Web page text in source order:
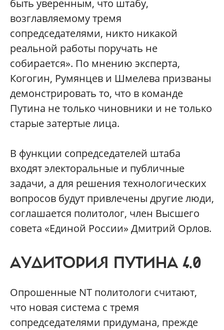
быть уверенным, что штабу,
возглавляемому тремя
сопредседателями, никто никакой
реальной работы поручать не
собирается». По мнению эксперта,
Когогин, Румянцев и Шмелева призваны
демонстрировать то, что в команде
Путина не только чиновники и не только
старые затертые лица.
В функции сопредседателей штаба
входят электоральные и публичные
задачи, а для решения технологических
вопросов будут привлечены другие люди,
соглашается политолог, член Высшего
совета «Единой России» Дмитрий Орлов.
АУДИТОРИЯ ПУТИНА 4.0
Опрошенные NT политологи считают,
что новая система с тремя
сопредседателями придумана, прежде